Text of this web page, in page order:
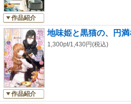
作品紹介
作品紹介
地味姫と黒猫の、円
1,300pt/1,430円(税込)